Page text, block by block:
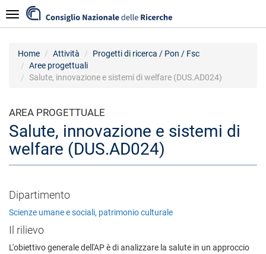
al
contenuto
Navigazione
Home Attività
Progetti di ricerca / Pon / Fsc
Aree progettuali
Salute, innovazione e sistemi di welfare (DUS.AD024)
AREA PROGETTUALE
Salute, innovazione e sistemi di
welfare (DUS.AD024)
Dipartimento
Scienze umane e sociali, patrimonio culturale
Il rilievo
L'obiettivo generale dell'AP è di analizzare la salute in un approccio